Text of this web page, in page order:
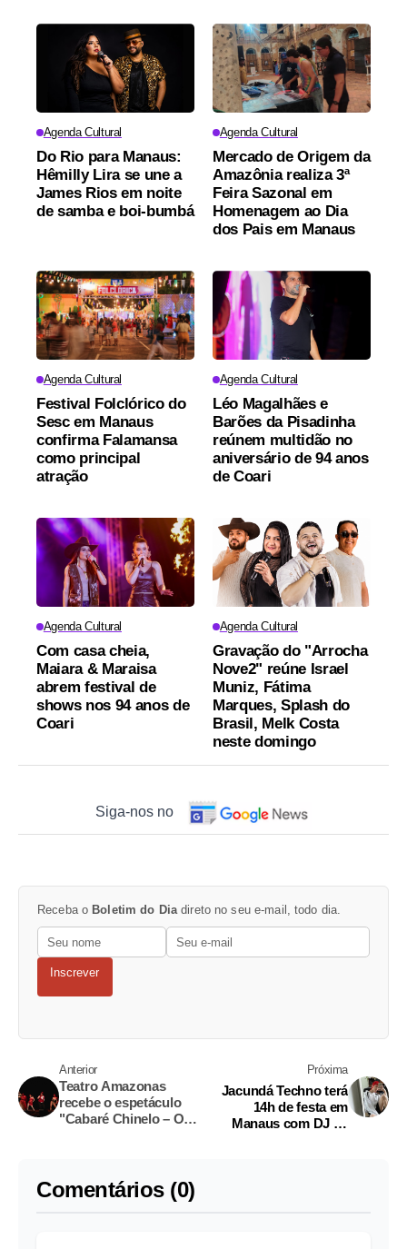
Agenda Cultural
Do Rio para Manaus:
Hêmilly Lira se une a
James Rios em noite
de samba e boi-bumbá
Agenda Cultural
Mercado de Origem da
Amazônia realiza 3ª
Feira Sazonal em
Homenagem ao Dia
dos Pais em Manaus
Agenda Cultural
Festival Folclórico do
Sesc em Manaus
confirma Falamansa
como principal
atração
Agenda Cultural
Léo Magalhães e
Barões da Pisadinha
reúnem multidão no
aniversário de 94 anos
de Coari
Agenda Cultural
Com casa cheia,
Maiara & Maraisa
abrem festival de
shows nos 94 anos de
Coari
Agenda Cultural
Gravação do "Arrocha
Nove2" reúne Israel
Muniz, Fátima
Marques, Splash do
Brasil, Melk Costa
neste domingo
Siga-nos no
Receba o Boletim do Dia direto no seu e-mail, todo dia.
Inscrever
Anterior
Teatro Amazonas
recebe o espetáculo
"Cabaré Chinelo – O
Próxima
Jacundá Techno terá
14h de festa em
Manaus com DJ da
Comentários (0)